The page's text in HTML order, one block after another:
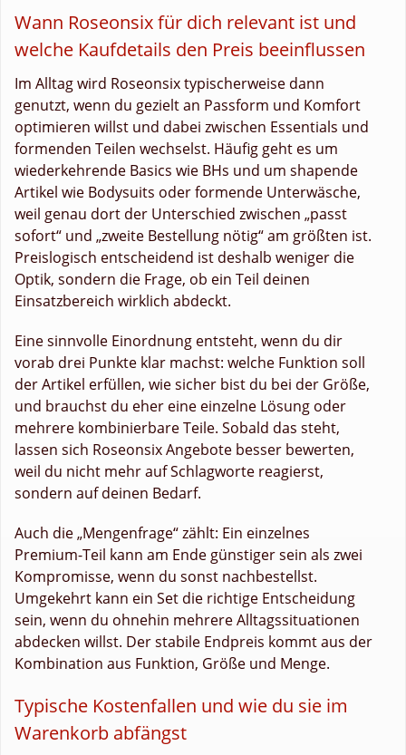
Wann Roseonsix für dich relevant ist und
welche Kaufdetails den Preis beeinflussen
Im Alltag wird Roseonsix typischerweise dann
genutzt, wenn du gezielt an Passform und Komfort
optimieren willst und dabei zwischen Essentials und
formenden Teilen wechselst. Häufig geht es um
wiederkehrende Basics wie BHs und um shapende
Artikel wie Bodysuits oder formende Unterwäsche,
weil genau dort der Unterschied zwischen „passt
sofort“ und „zweite Bestellung nötig“ am größten ist.
Preislogisch entscheidend ist deshalb weniger die
Optik, sondern die Frage, ob ein Teil deinen
Einsatzbereich wirklich abdeckt.
Eine sinnvolle Einordnung entsteht, wenn du dir
vorab drei Punkte klar machst: welche Funktion soll
der Artikel erfüllen, wie sicher bist du bei der Größe,
und brauchst du eher eine einzelne Lösung oder
mehrere kombinierbare Teile. Sobald das steht,
lassen sich Roseonsix Angebote besser bewerten,
weil du nicht mehr auf Schlagworte reagierst,
sondern auf deinen Bedarf.
Auch die „Mengenfrage“ zählt: Ein einzelnes
Premium-Teil kann am Ende günstiger sein als zwei
Kompromisse, wenn du sonst nachbestellst.
Umgekehrt kann ein Set die richtige Entscheidung
sein, wenn du ohnehin mehrere Alltagssituationen
abdecken willst. Der stabile Endpreis kommt aus der
Kombination aus Funktion, Größe und Menge.
Typische Kostenfallen und wie du sie im
Warenkorb abfängst